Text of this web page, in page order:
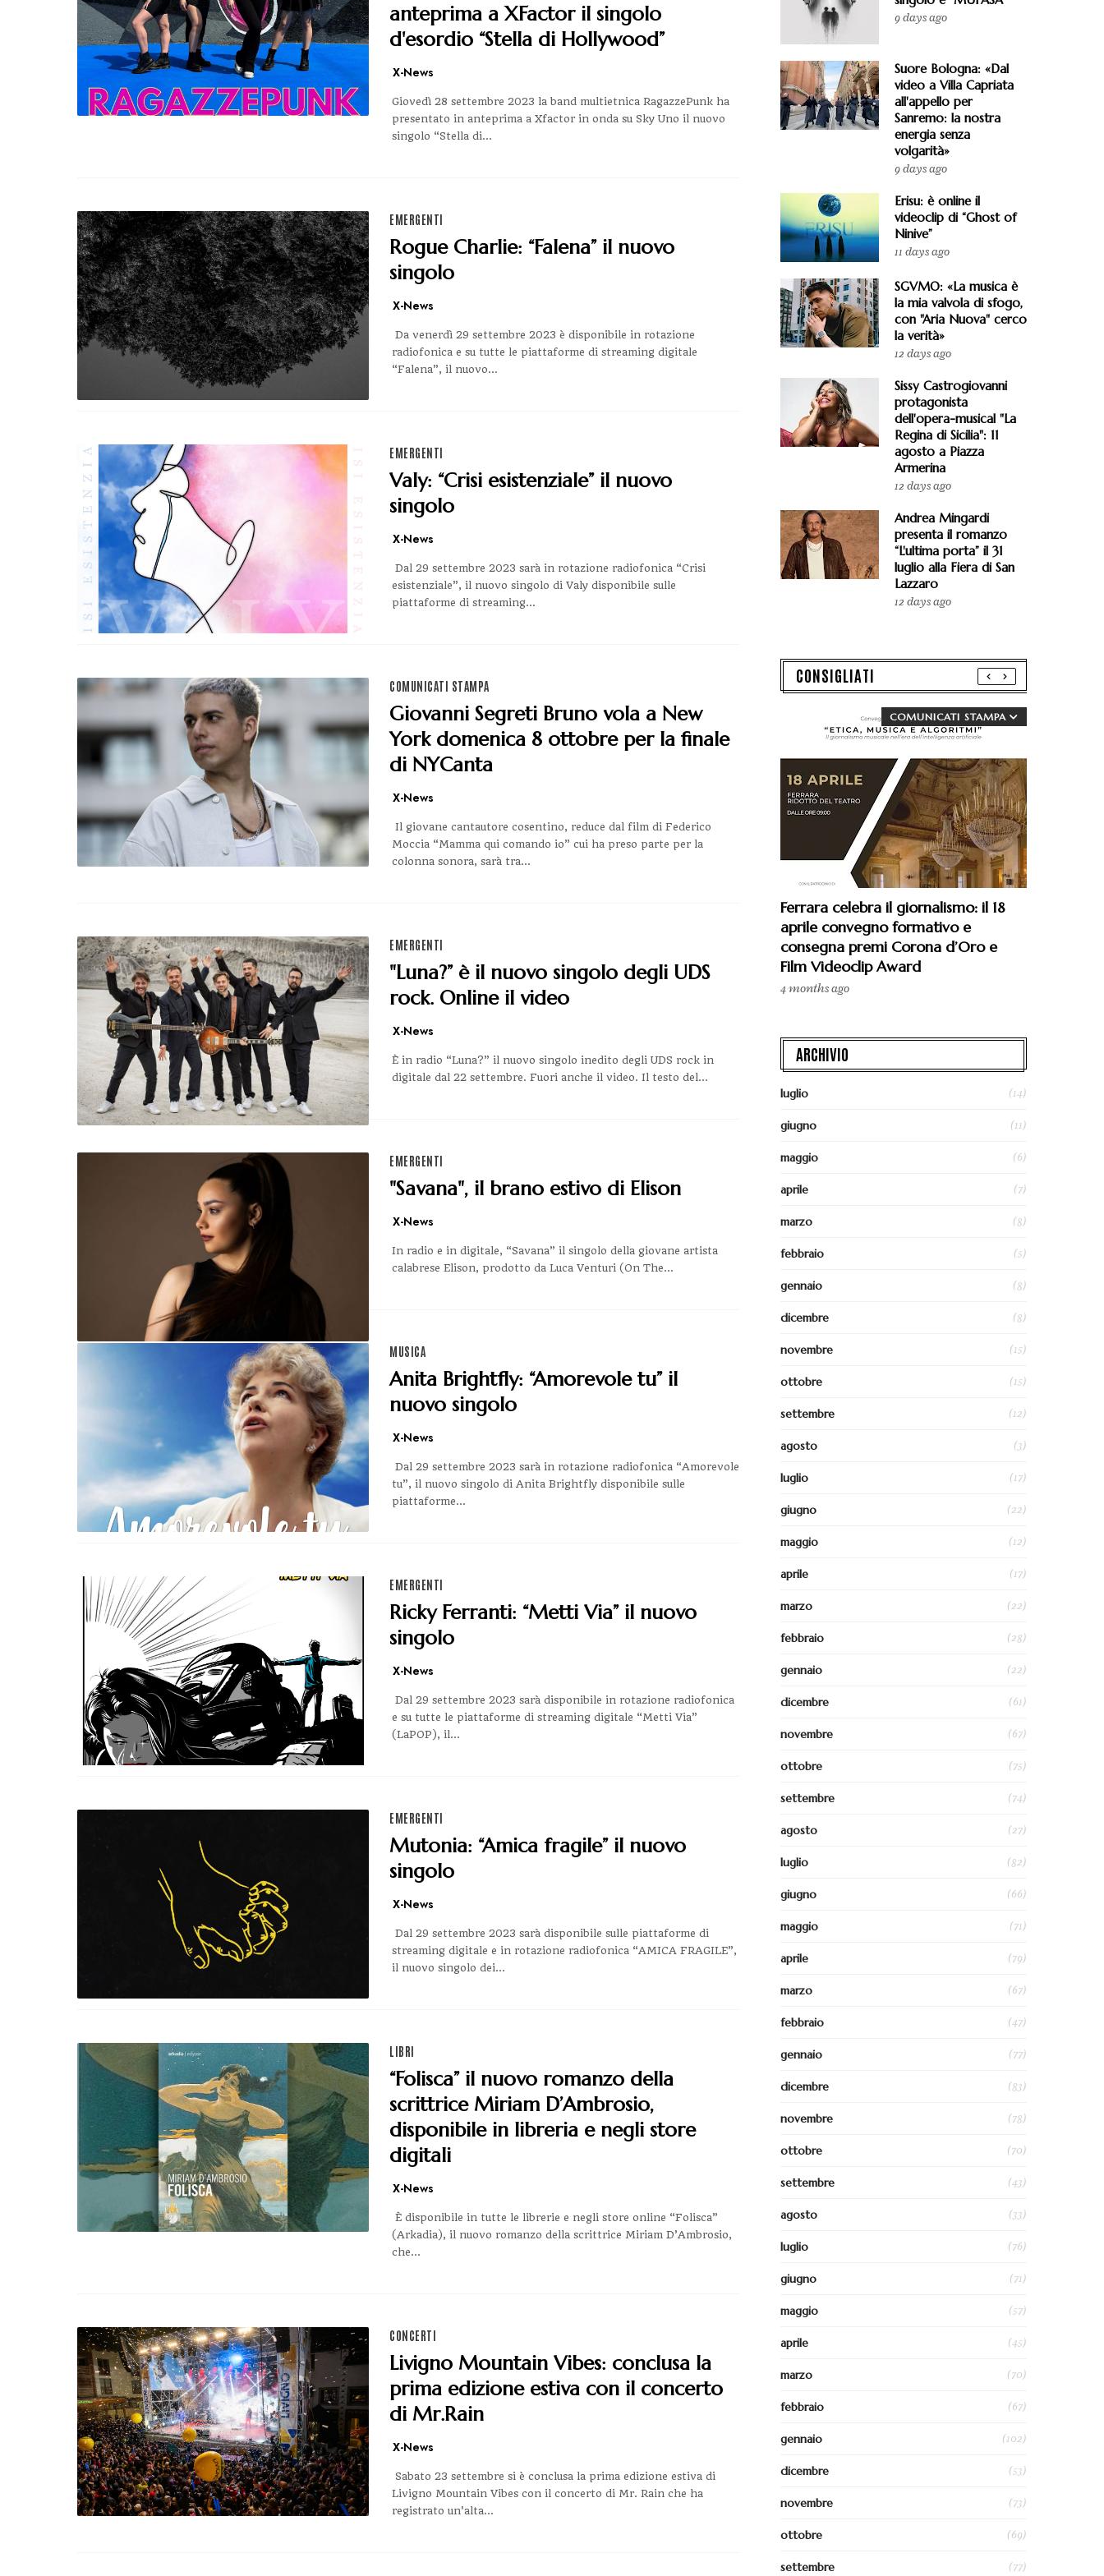
anteprima a XFactor il singolo
d'esordio “Stella di Hollywood”
X-News
Giovedì 28 settembre 2023 la band multietnica RagazzePunk ha
presentato in anteprima a Xfactor in onda su Sky Uno il nuovo
singolo “Stella di...
EMERGENTI
Rogue Charlie: “Falena” il nuovo
singolo
X-News
Da venerdì 29 settembre 2023 è disponibile in rotazione
radiofonica e su tutte le piattaforme di streaming digitale
“Falena”, il nuovo...
EMERGENTI
Valy: “Crisi esistenziale” il nuovo
singolo
X-News
Dal 29 settembre 2023 sarà in rotazione radiofonica “Crisi
esistenziale”, il nuovo singolo di Valy disponibile sulle
piattaforme di streaming...
COMUNICATI STAMPA
Giovanni Segreti Bruno vola a New
York domenica 8 ottobre per la finale
di NYCanta
X-News
Il giovane cantautore cosentino, reduce dal film di Federico
Moccia “Mamma qui comando io” cui ha preso parte per la
colonna sonora, sarà tra...
EMERGENTI
"Luna?” è il nuovo singolo degli UDS
rock. Online il video
X-News
È in radio “Luna?” il nuovo singolo inedito degli UDS rock in
digitale dal 22 settembre. Fuori anche il video. Il testo del...
EMERGENTI
"Savana", il brano estivo di Elison
X-News
In radio e in digitale, “Savana” il singolo della giovane artista
calabrese Elison, prodotto da Luca Venturi (On The...
MUSICA
Anita Brightfly: “Amorevole tu” il
nuovo singolo
X-News
Dal 29 settembre 2023 sarà in rotazione radiofonica “Amorevole
tu”, il nuovo singolo di Anita Brightfly disponibile sulle
piattaforme...
EMERGENTI
Ricky Ferranti: “Metti Via” il nuovo
singolo
X-News
Dal 29 settembre 2023 sarà disponibile in rotazione radiofonica
e su tutte le piattaforme di streaming digitale “Metti Via”
(LaPOP), il...
EMERGENTI
Mutonia: “Amica fragile” il nuovo
singolo
X-News
Dal 29 settembre 2023 sarà disponibile sulle piattaforme di
streaming digitale e in rotazione radiofonica “AMICA FRAGILE”,
il nuovo singolo dei...
LIBRI
“Folisca” il nuovo romanzo della
scrittrice Miriam D’Ambrosio,
disponibile in libreria e negli store
digitali
X-News
È disponibile in tutte le librerie e negli store online “Folisca”
(Arkadia), il nuovo romanzo della scrittrice Miriam D’Ambrosio,
che...
CONCERTI
Livigno Mountain Vibes: conclusa la
prima edizione estiva con il concerto
di Mr.Rain
X-News
Sabato 23 settembre si è conclusa la prima edizione estiva di
Livigno Mountain Vibes con il concerto di Mr. Rain che ha
registrato un'alta...
9 days ago
Suore Bologna: «Dal
video a Villa Capriata
all'appello per
Sanremo: la nostra
energia senza
volgarità»
9 days ago
Erisu: è online il
videoclip di “Ghost of
Ninive”
11 days ago
SGVMO: «La musica è
la mia valvola di sfogo,
con "Aria Nuova" cerco
la verità»
12 days ago
Sissy Castrogiovanni
protagonista
dell'opera-musical "La
Regina di Sicilia": 11
agosto a Piazza
Armerina
12 days ago
Andrea Mingardi
presenta il romanzo
“L'ultima porta” il 31
luglio alla Fiera di San
Lazzaro
12 days ago
CONSIGLIATI
COMUNICATI STAMPA
Ferrara celebra il giornalismo: il 18
aprile convegno formativo e
consegna premi Corona d’Oro e
Film Videoclip Award
4 months ago
ARCHIVIO
luglio (14)
giugno (11)
maggio (6)
aprile (7)
marzo (8)
febbraio (5)
gennaio (8)
dicembre (8)
novembre (15)
ottobre (15)
settembre (12)
agosto (3)
luglio (17)
giugno (22)
maggio (12)
aprile (17)
marzo (22)
febbraio (28)
gennaio (22)
dicembre (61)
novembre (67)
ottobre (75)
settembre (74)
agosto (27)
luglio (82)
giugno (66)
maggio (71)
aprile (79)
marzo (67)
febbraio (47)
gennaio (77)
dicembre (83)
novembre (78)
ottobre (70)
settembre (43)
agosto (33)
luglio (76)
giugno (71)
maggio (57)
aprile (45)
marzo (70)
febbraio (67)
gennaio (102)
dicembre (53)
novembre (73)
ottobre (69)
settembre (77)